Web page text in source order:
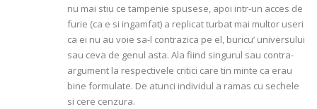
nu mai stiu ce tampenie spusese, apoi intr-un acces de
furie (ca e si ingamfat) a replicat turbat mai multor useri
ca ei nu au voie sa-l contrazica pe el, buricu’ universului
sau ceva de genul asta. Ala fiind singurul sau contra-
argument la respectivele critici care tin minte ca erau
bine formulate. De atunci individul a ramas cu sechele
si cere cenzura.